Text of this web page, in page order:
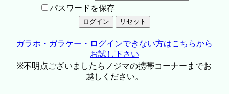
パスワードを保存
ガラホ・ガラケー・ログインできない方はこちらから
お試し下さい
※不明点ございましたらノジマの携帯コーナーまでお
越しください。